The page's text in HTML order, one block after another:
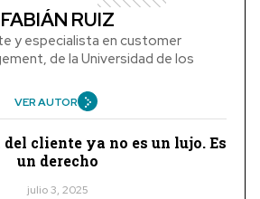
FABIÁN RUIZ
y especialista en customer
de la Universidad de los
VER AUTOR
cliente ya no es un lujo. Es
un derecho
julio 3, 2025